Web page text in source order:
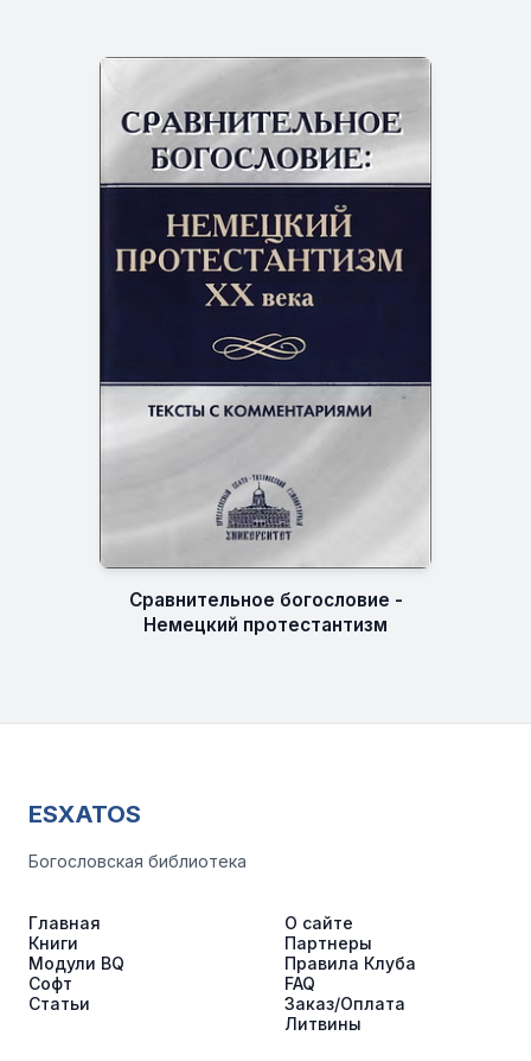
Сравнительное богословие -
Немецкий протестантизм
ESXATOS
Богословская библиотека
Главная
Книги
Модули BQ
Софт
Статьи
О сайте
Партнеры
Правила Клуба
FAQ
Заказ/Оплата
Литвины